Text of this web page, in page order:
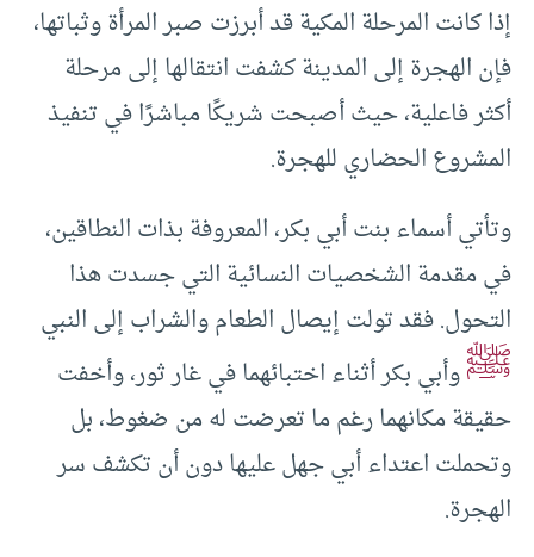
إذا كانت المرحلة المكية قد أبرزت صبر المرأة وثباتها،
فإن الهجرة إلى المدينة كشفت انتقالها إلى مرحلة
أكثر فاعلية، حيث أصبحت شريكًا مباشرًا في تنفيذ
المشروع الحضاري للهجرة.
وتأتي أسماء بنت أبي بكر، المعروفة بذات النطاقين،
في مقدمة الشخصيات النسائية التي جسدت هذا
التحول. فقد تولت إيصال الطعام والشراب إلى النبي
ﷺوأبي بكر أثناء اختبائهما في غار ثور، وأخفت
حقيقة مكانهما رغم ما تعرضت له من ضغوط، بل
وتحملت اعتداء أبي جهل عليها دون أن تكشف سر
الهجرة.